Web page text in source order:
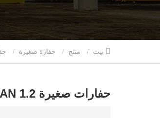
منتج حفارة صغيرة حفار
حفارات صغيرة KAISAN 1.2 طن للبيع بكميات كبيرة.